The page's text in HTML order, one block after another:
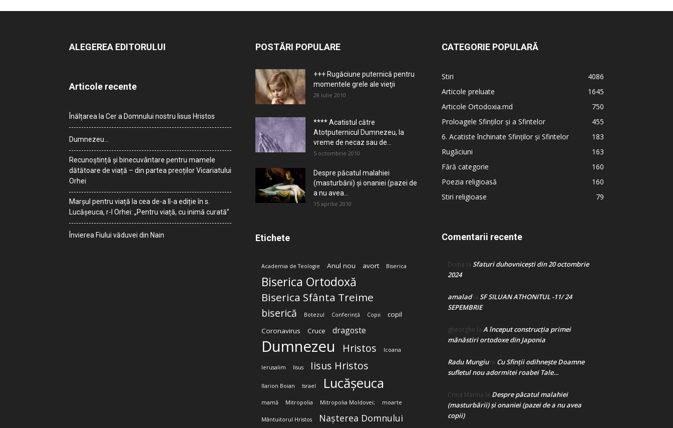
ALEGEREA EDITORULUI
Articole recente
Înălțarea la Cer a Domnului nostru Iisus Hristos
Dumnezeu…
Recunoștință și binecuvântare pentru mamele
dătătoare de viață – din partea preoților Vicariatului
Orhei
Marșul pentru viață la cea de-a II-a ediție în s.
Lucășeuca, r-l Orhei: „Pentru viață, cu inimă curată”
Învierea Fiului văduvei din Nain
POSTĂRI POPULARE
+++ Rugăciune puternică pentru
momentele grele ale vieţii
28 iulie 2010
**** Acatistul către
Atotputernicul Dumnezeu, la
vreme de necaz sau de...
5 octombrie 2010
Despre păcatul malahiei
(masturbării) şi onaniei (pazei de
a nu avea...
15 aprilie 2010
Etichete
Academia de Teologie Anul nou avort Biserica
Biserica Ortodoxă
Biserica Sfânta Treime
biserică Botezul Conferință Copii
copil
Coronavirus
Cruce dragoste
Dumnezeu Hristos Icoana
Ierusalim Iisus Iisus Hristos
Ilarion Boian Israel Lucășeuca
mamă Mitropolia Mitropolia Moldovei; moarte
Mântuitorul Hristos Nașterea Domnului
CATEGORIE POPULARĂ
Stiri
4086
Articole preluate
1645
Articole Ortodoxia.md
750
Proloagele Sfinților și a Sfintelor
455
6. Acatiste închinate Sfinților și Sfintelor
183
Rugăciuni
163
Fără categorie
160
Poezia religioasă
160
Stiri religioase
79
Comentarii recente
Doina la Sfaturi duhovnicești din 20 octombrie
2024
amaladla SF SILUAN ATHONITUL -11/ 24
SEPEMBRIE
gheorghe la A început construcţia primei
mănăstiri ortodoxe din Japonia
Radu Mungiula Cu Sfinții odihnește Doamne
sufletul nou adormitei roabei Tale…
Crina Marina la Despre păcatul malahiei
(masturbării) şi onaniei (pazei de a nu avea
copii)